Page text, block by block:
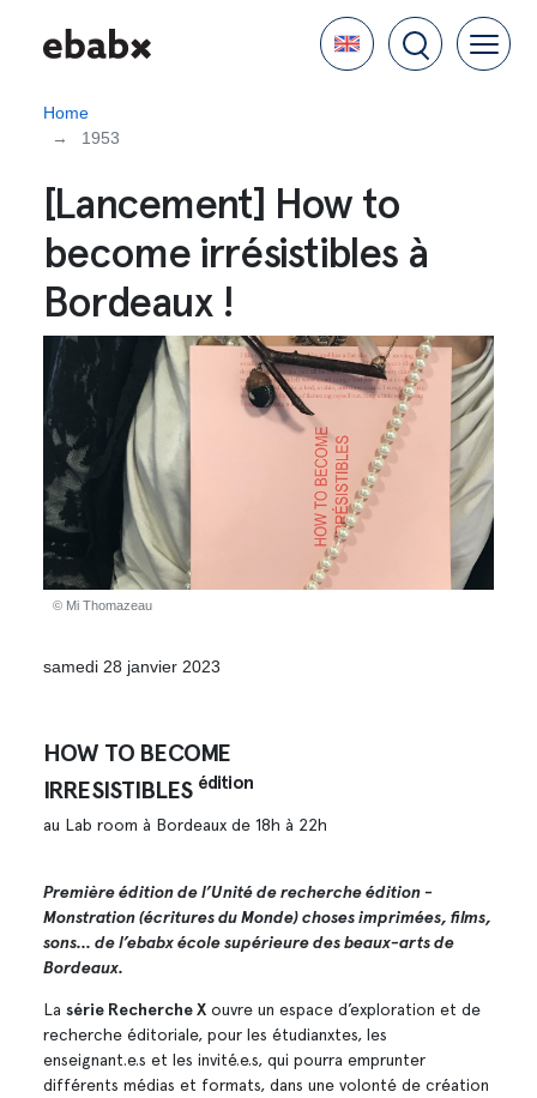
Language
Home
1953
[Lancement] How to
become irrésistibles à
Bordeaux !
© Mi Thomazeau
samedi 28 janvier 2023
HOW TO BECOME
IRRESISTIBLES édition
au Lab room à Bordeaux de 18h à 22h
Première édition de l’Unité de recherche édition -
Monstration (écritures du Monde) choses imprimées, films,
sons... de l’ebabx école supérieure des beaux-arts de
Bordeaux.
La série Recherche Xouvre un espace d’exploration et de
recherche éditoriale, pour les étudianxtes, les
enseignant.e.s et les invité.e.s, qui pourra emprunter
différents médias et formats, dans une volonté de création